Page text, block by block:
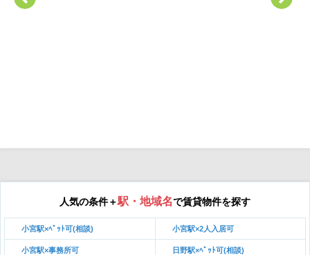
人気の条件＋駅・地域名で賃貸物件を探す
小宮駅×ﾍﾟｯﾄ可(相談) 小宮駅×2人入居可
小宮駅×事務所可 日野駅×ﾍﾟｯﾄ可(相談)